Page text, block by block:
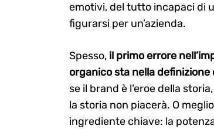
emotivi, del tutto incapaci di
figurarsi per un’azienda.
Spesso, il primo errore
organico sta nella
se il brand è l’eroe della
la storia non piacerà. O
ingrediente chiave: la
Search